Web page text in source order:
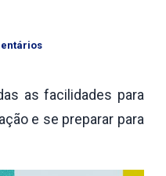
as facilidades para
e se preparar para